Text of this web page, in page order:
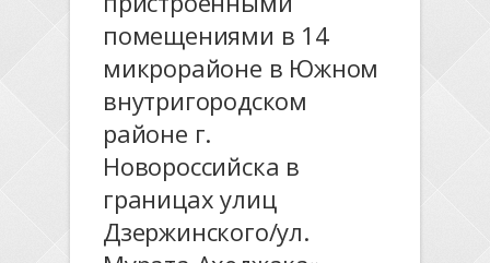
помещениями в 14
микрорайоне в Южном
внутригородском
районе г.
Новороссийска в
границах улиц
Дзержинского/ул.